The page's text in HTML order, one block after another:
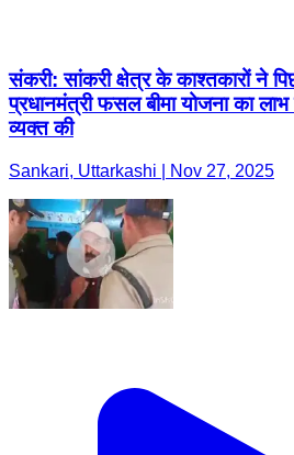
संकरी: सांकरी क्षेत्र के काश्तकारों ने
प्रधानमंत्री फसल बीमा योजना का लाभ
व्यक्त की
Sankari, Uttarkashi | Nov 27, 2025